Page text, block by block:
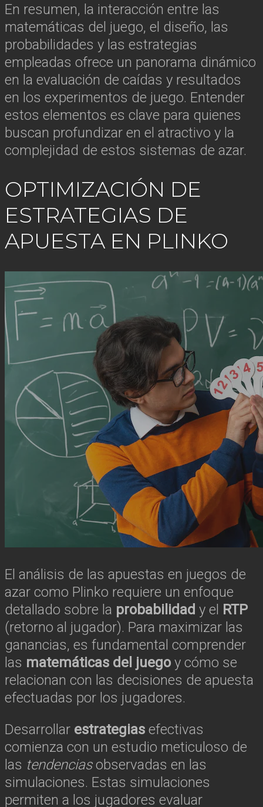
En resumen, la interacción entre las
matemáticas del juego, el diseño, las
probabilidades y las estrategias
empleadas ofrece un panorama dinámico
en la evaluación de caídas y resultados
en los experimentos de juego. Entender
estos elementos es clave para quienes
buscan profundizar en el atractivo y la
complejidad de estos sistemas de azar.
OPTIMIZACIÓN DE
ESTRATEGIAS DE
APUESTA EN PLINKO
El análisis de las apuestas en juegos de
azar como Plinko requiere un enfoque
detallado sobre la probabilidad y el
RTP
(retorno al jugador). Para maximizar las
ganancias, es fundamental comprender
las matemáticas del juego y cómo se
relacionan con las decisiones de apuesta
efectuadas por los jugadores.
Desarrollar estrategias efectivas
comienza con un estudio meticuloso de
las tendenciasobservadas en las
simulaciones. Estas simulaciones
permiten a los jugadores evaluar